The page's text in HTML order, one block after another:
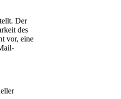
Der
des
vor, eine